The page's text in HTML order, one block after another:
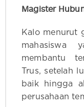
Magister
Kalo menurut
mahasiswa
membantu
Trus, setelah
baik hingga
perusahaan